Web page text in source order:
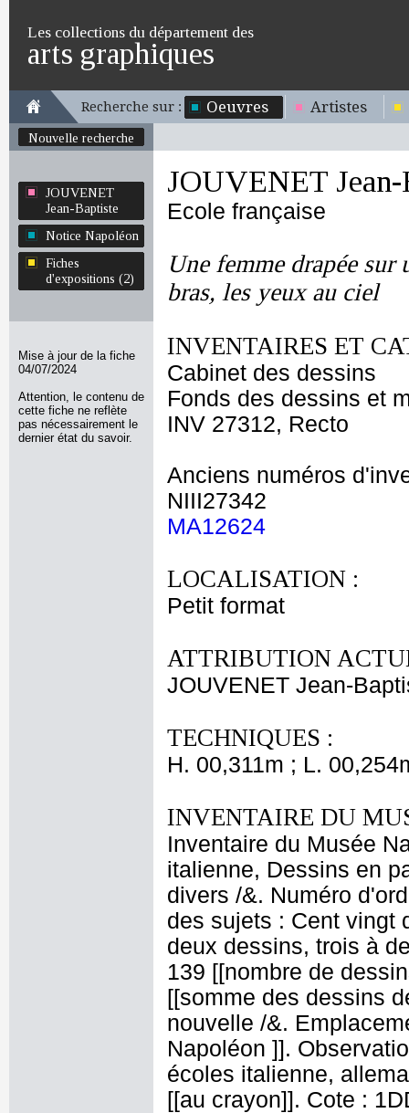
Les collections du département des
arts graphiques
Recherche sur : Oeuvres Artistes
Nouvelle recherche
JOUVENET
Jean-Baptiste
Notice Napoléon
Fiches
d'expositions (2)
Mise à jour de la fiche
04/07/2024
Attention, le contenu de
cette fiche ne reflète
pas nécessairement le
dernier état du savoir.
JOUVENET
Ecole française
Une femme drapée sur
bras, les yeux au ciel
INVENTAIRES ET
Cabinet des dessins
Fonds des dessins et
INV 27312, Recto
Anciens numéros
NIII27342
MA12624
LOCALISATION :
Petit format
ATTRIBUTION
JOUVENET Jean-
TECHNIQUES :
H. 00,311m ; L.
INVENTAIRE DU
Inventaire du Musée
italienne, Dessins en
divers /&. Numéro
des sujets : Cent vingt
deux dessins, trois à
139 [[nombre de
[[somme des dessins
nouvelle /&.
Napoléon ]].
écoles italienne,
[[au crayon]]. Cote :